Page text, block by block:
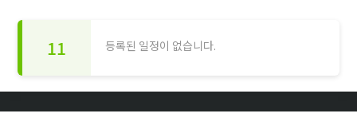
11 등록된 일정이 없습니다.